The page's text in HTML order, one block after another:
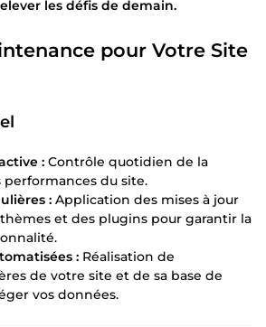
les défis de demain.
pour Votre Site
: Contrôle quotidien de la
du site.
: Application des mises à jour
et des plugins pour garantir la
: Réalisation de
de votre site et de sa base de
vos données.